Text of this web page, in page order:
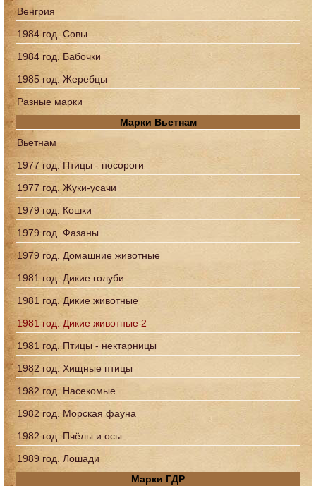
Венгрия
1984 год. Совы
1984 год. Бабочки
1985 год. Жеребцы
Разные марки
Марки Вьетнам
Вьетнам
1977 год. Птицы - носороги
1977 год. Жуки-усачи
1979 год. Кошки
1979 год. Фазаны
1979 год. Домашние животные
1981 год. Дикие голуби
1981 год. Дикие животные
1981 год. Дикие животные 2
1981 год. Птицы - нектарницы
1982 год. Хищные птицы
1982 год. Насекомые
1982 год. Морская фауна
1982 год. Пчёлы и осы
1989 год. Лошади
Марки ГДР